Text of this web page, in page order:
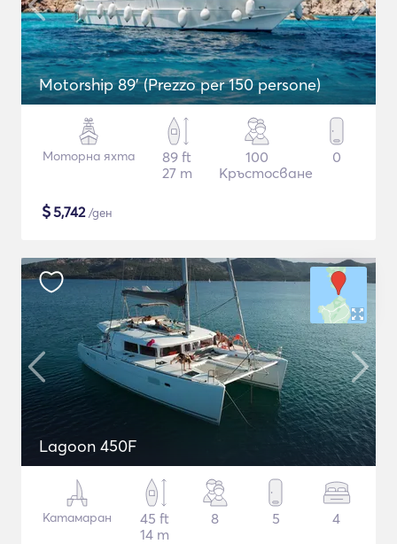
Motorship 89' (Prezzo per 150 persone)
Моторна яхта
89 ft
27 m
100
Кръстосване
0
$5,742/ден
Lagoon 450F
Катамаран
45 ft
14 m
8 5 4